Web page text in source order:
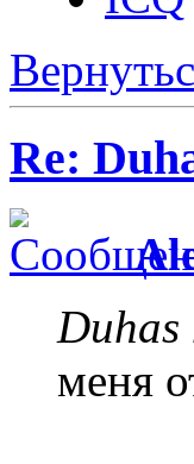
Re:
Duhas
меня